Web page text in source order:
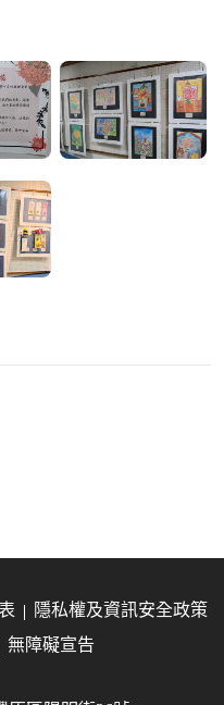
隱私權及資訊安全政策
無障礙宣告